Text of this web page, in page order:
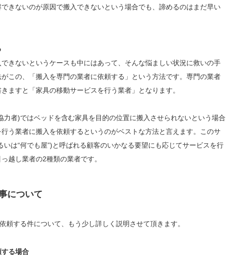
きないのが原因で搬入できないという場合でも、諦めるのはまだ早い
きないというケースも中にはあって、そんな悩ましい状況に救いの手
この、「搬入を専門の業者に依頼する」という方法です。専門の業者
ますと「家具の移動サービスを行う業者」となります。
力者)ではベッドを含む家具を目的の位置に搬入させられないという場合
う業者に搬入を依頼するというのがベストな方法と言えます。このサ
いは“何でも屋”)と呼ばれる顧客のいかなる要望にも応じてサービスを行
越し業者の2種類の業者です。
について
頼する件について、もう少し詳しく説明させて頂きます。
る場合